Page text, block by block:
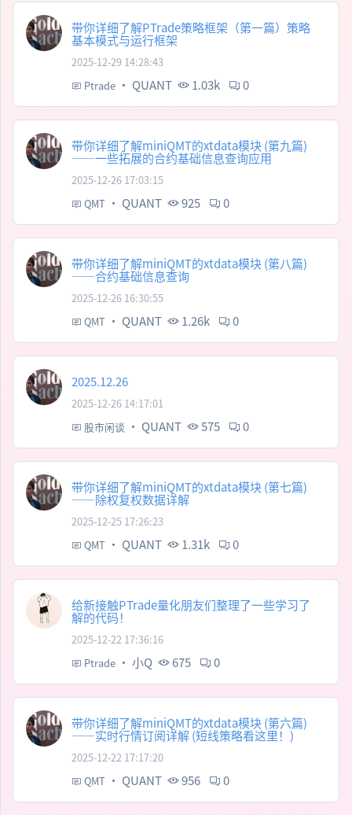
带你详细了解PTrade策略框架（第一篇）策略
基本模式与运行框架
2025-12-29 14:28:43
Ptrade · QUANT 1.03k 0
带你详细了解miniQMT的xtdata模块 (第九篇)
——一些拓展的合约基础信息查询应用
2025-12-26 17:03:15
QMT · QUANT 925 0
带你详细了解miniQMT的xtdata模块 (第八篇)
——合约基础信息查询
2025-12-26 16:30:55
QMT · QUANT 1.26k 0
2025.12.26
2025-12-26 14:17:01
股市闲谈 · QUANT 575 0
带你详细了解miniQMT的xtdata模块 (第七篇)
——除权复权数据详解
2025-12-25 17:26:23
QMT · QUANT 1.31k 0
给新接触PTrade量化朋友们整理了一些学习了
解的代码！
2025-12-22 17:36:16
Ptrade · 小Q 675 0
带你详细了解miniQMT的xtdata模块 (第六篇)
——实时行情订阅详解 (短线策略看这里！)
2025-12-22 17:17:20
QMT · QUANT 956 0